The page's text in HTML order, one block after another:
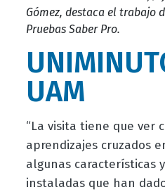
Gómez, destaca el trabajo
Pruebas Saber Pro.
UAM
“La visita tiene que ver
aprendizajes cruzados
algunas características
instaladas que han